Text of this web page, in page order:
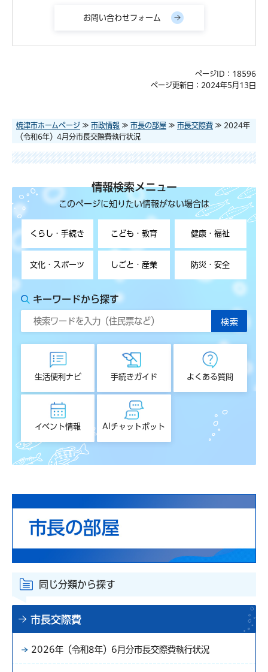
ページID：18596
ページ更新日：2024年5月13日
焼津市ホームページ ≫ 市政情報 ≫ 市長の部屋 ≫ 市長交際費 ≫ 2024年
（令和6年）4月分市長交際費執行状況
情報検索メニュー
このページに知りたい情報がない場合は
くらし・手続き こども・教育 健康・福祉
文化・スポーツ しごと・産業 防災・安全
キーワードから探す
生活便利ナビ 手続きガイド よくある質問
イベント情報 AIチャットボット
同じ分類から探す
市長交際費
2026年（令和8年）6月分市長交際費執行状況